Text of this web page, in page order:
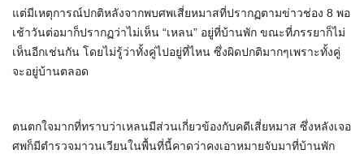
แต่มีเหตุการณ์ปกติหลังจากพบศพเสี่ยหมาสที่ปรากฏตามข่าวช่อง 8 พอ
เช้าวันต่อมาก็ปรากฏว่าไม่เห็น “เหลน” อยู่ที่บ้านพัก ขณะที่ภรรยาก็ไม่
เห็นอีกเช่นกัน โดยไม่รู้ว่าทั้งคู่ไปอยู่ที่ไหน ซึ่งผิดปกติมากๆเพราะทั้งคู่
จะอยู่บ้านตลอด
ตนตกใจมากที่ทราบว่าเหลนมีส่วนเกี่ยวข้องกับคดีเสี่ยหมาส ซึ่งหลังเจอ
ศพก็มีตำรวจมาวนเวียนในพื้นที่นี้คาดว่าคงเอาหมายจับมาที่บ้านพัก